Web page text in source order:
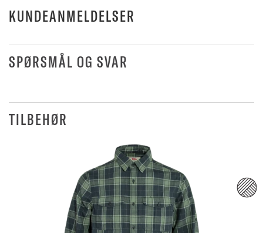
KUNDEANMELDELSER
SPØRSMÅL OG SVAR
TILBEHØR